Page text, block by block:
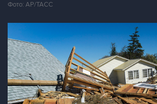
Фото: AP/ТАСС